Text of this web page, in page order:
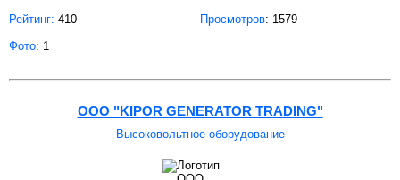
Рейтинг: 410 Просмотров: 1579
Фото: 1
OOO "KIPOR GENERATOR TRADING"
Высоковольтное оборудование